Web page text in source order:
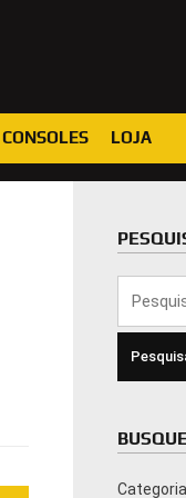
CONSOLES LOJA